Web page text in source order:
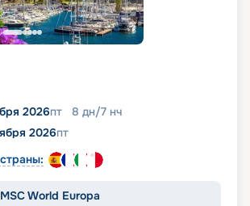
2026пт 8 дн/7 нч
2026пт
MSC World Europa